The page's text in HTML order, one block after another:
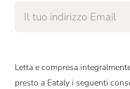
Letta e compresa
presto a Eataly i seguenti